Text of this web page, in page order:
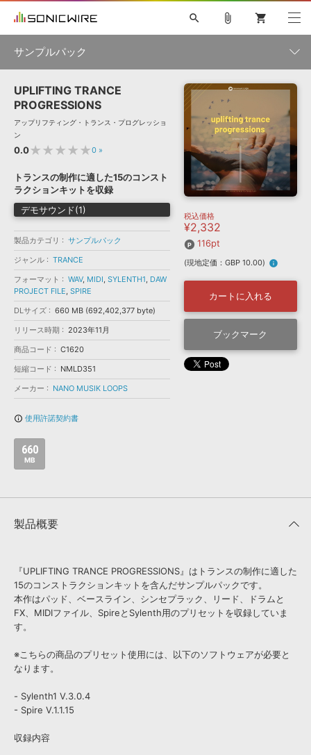
ソフト音源 »
プラグイン・エフェクト »
サンプルパック »
ソフトウェア／ツール »
DAW »
効果音 »
BGM »
キャンペーン »
特集 »
ニュースレター »
SONICWIREブログ »
製品サポート情報 »
DTMガイド »
FAQ »
お問い合わせ »
音楽カード
楽曲配信流通 サービス
無償のサウンド管理ソフト
APS
SLS
search
初音ミク NT 鏡音リン・レン V4X 巡音ルカ V4X
MEIKO V3
KAITO V3
VOCALOID
SPITFIRE AUDIO
VIENNA
EZ DRUMMER 3 SERUM
ライセンスフリーBGM
サンプルパックを試そう
ボーカル抜き出し
DUBSTEP
MUTANT
ROUTER.FM
SONOCA
ソフト音源 プラグイン・エフェクト
ソフトウェア／ツール 効果音
attach_file shopping_cart
サンプルパック
製品一覧
ジャンル
メーカー
フォーマット
ランキング
UPLIFTING TRANCE
PROGRESSIONS
アップリフティング・トランス・プログレッショ
ン
0.0★★★★★0 »
トランスの制作に適した15のコンスト
ラクションキットを収録
デモサウンド(1)
製品カテゴリ
サンプルパック
ジャンル
TRANCE
フォーマット
WAV, MIDI, SYLENTH1, DAW
PROJECT FILE, SPIRE
DLサイズ
660 MB (692,402,377 byte)
リリース時期
2023年11月
商品コード
C1620
短縮コード
NMLD351
メーカー
NANO MUSIK LOOPS
info_outline 使用許諾契約書
660
MB
税込価格
¥2,332
116pt
(現地定価：GBP 10.00) info
カートに入れる
ブックマーク
製品概要
『UPLIFTING TRANCE PROGRESSIONS』はトランスの制作に適した
15のコンストラクションキットを含んだサンプルパックです。
本作はパッド、ベースライン、シンセプラック、リード、ドラムと
FX、MIDIファイル、SpireとSylenth用のプリセットを収録していま
す。
※こちらの商品のプリセット使用には、以下のソフトウェアが必要と
なります。
- Sylenth1 V.3.0.4
- Spire V.1.1.15
収録内容